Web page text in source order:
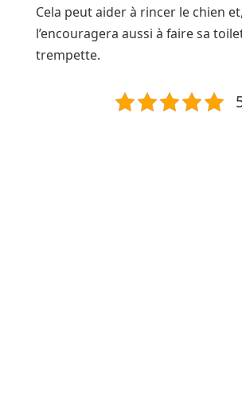
Cela peut aider à rincer le chien
l’encouragera aussi à faire sa
trempette.